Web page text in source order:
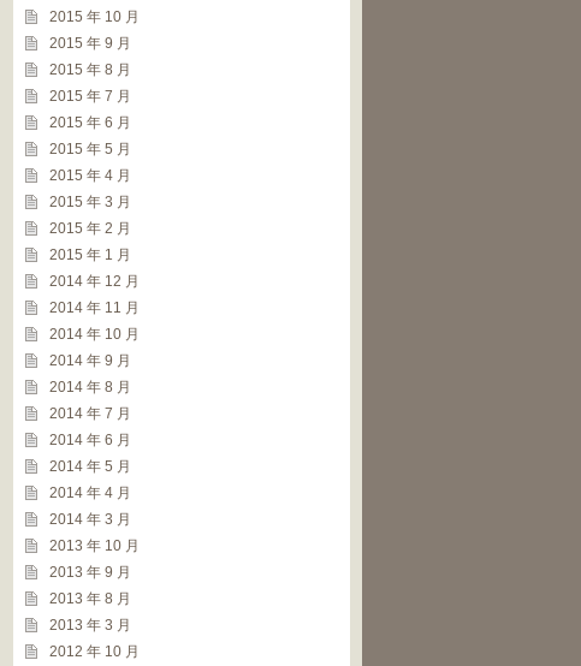
2015 年 10 月
2015 年 9 月
2015 年 8 月
2015 年 7 月
2015 年 6 月
2015 年 5 月
2015 年 4 月
2015 年 3 月
2015 年 2 月
2015 年 1 月
2014 年 12 月
2014 年 11 月
2014 年 10 月
2014 年 9 月
2014 年 8 月
2014 年 7 月
2014 年 6 月
2014 年 5 月
2014 年 4 月
2014 年 3 月
2013 年 10 月
2013 年 9 月
2013 年 8 月
2013 年 3 月
2012 年 10 月